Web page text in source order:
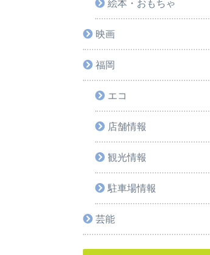
絵本・おもちゃ
映画
福岡
エコ
店舗情報
観光情報
駐車場情報
芸能